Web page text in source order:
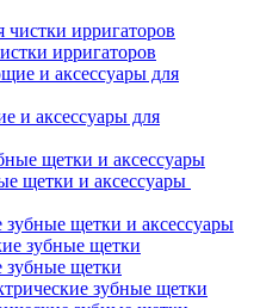
ирригаторов
и аксессуары для
щетки и аксессуары
зубные щетки и аксессуары
зубные щетки